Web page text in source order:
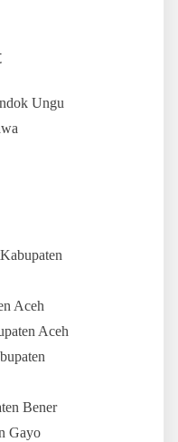
Ungu
Aceh
Aceh
Bener
Gayo